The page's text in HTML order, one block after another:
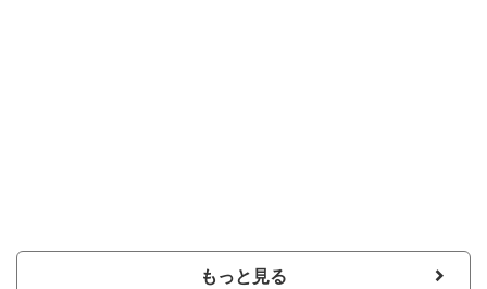
もっと見る